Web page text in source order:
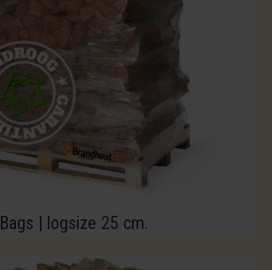
Bags | logsize 25 cm.